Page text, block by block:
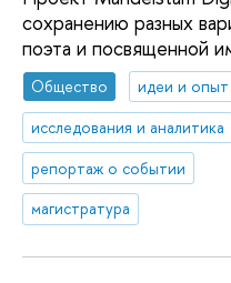
сохранению разных
поэта и посвященной
Общество
идеи и опыт
исследования и аналитика
репортаж о событии
магистратура